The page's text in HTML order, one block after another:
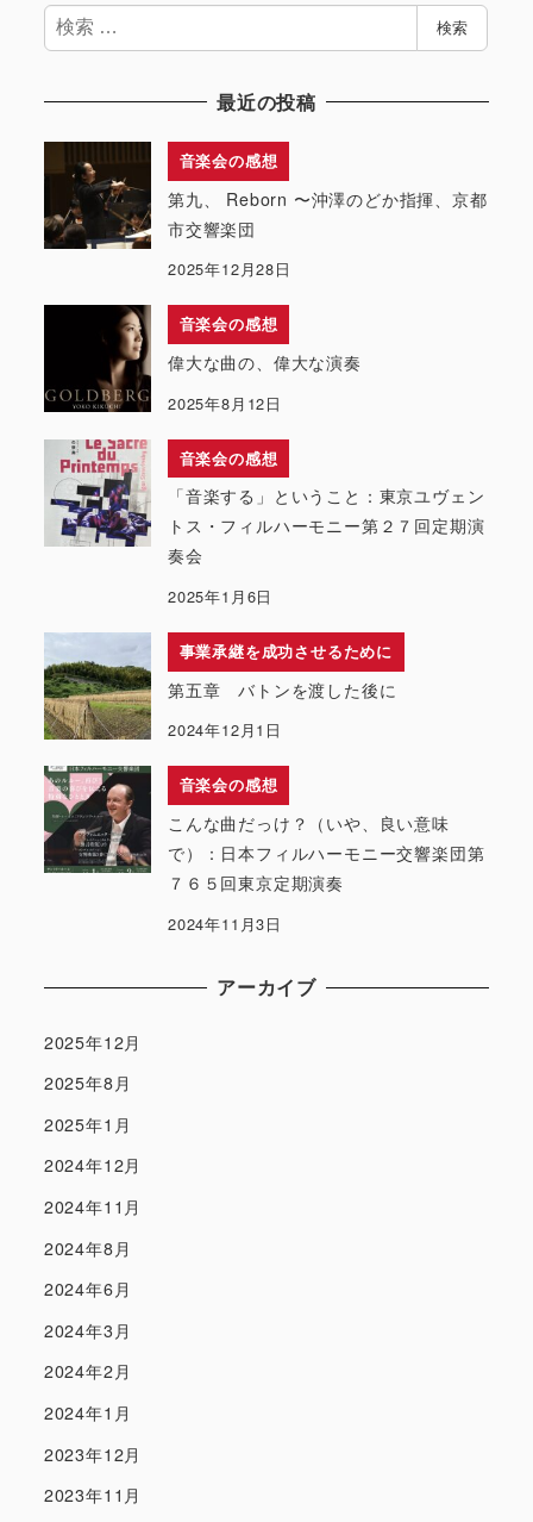
検
索
検索
最近の投稿
音楽会の感想
第九、 Reborn 〜沖澤のどか指揮、京都
市交響楽団
2025年12月28日
音楽会の感想
偉大な曲の、偉大な演奏
2025年8月12日
音楽会の感想
「音楽する」ということ：東京ユヴェン
トス・フィルハーモニー第２７回定期演
奏会
2025年1月6日
事業承継を成功させるために
第五章 バトンを渡した後に
2024年12月1日
音楽会の感想
こんな曲だっけ？（いや、良い意味
で）：日本フィルハーモニー交響楽団第
７６５回東京定期演奏
2024年11月3日
アーカイブ
2025年12月
2025年8月
2025年1月
2024年12月
2024年11月
2024年8月
2024年6月
2024年3月
2024年2月
2024年1月
2023年12月
2023年11月